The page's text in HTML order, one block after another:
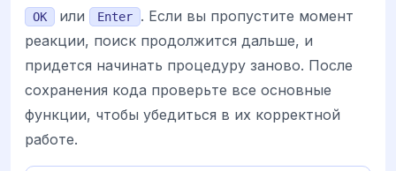
OK или Enter
. Если вы пропустите момент
реакции, поиск продолжится дальше, и
придется начинать процедуру заново. После
сохранения кода проверьте все основные
функции, чтобы убедиться в их корректной
работе.